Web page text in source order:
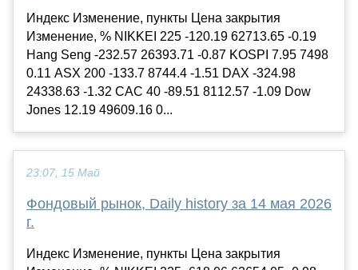
Индекс Изменение, пункты Цена закрытия
Изменение, % NIKKEI 225 -120.19 62713.65 -0.19
Hang Seng -232.57 26393.71 -0.87 KOSPI 7.95 7498
0.11 ASX 200 -133.7 8744.4 -1.51 DAX -324.98
24338.63 -1.32 CAC 40 -89.51 8112.57 -1.09 Dow
Jones 12.19 49609.16 0...
23:07, 15 Май
Фондовый рынок, Daily history за 14 мая 2026
г.
Индекс Изменение, пункты Цена закрытия